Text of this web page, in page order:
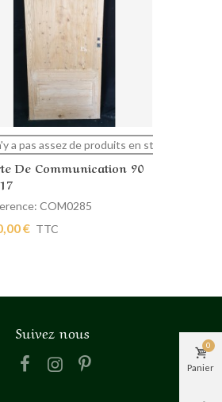
Afficher plus
a pas assez de produits en stock.
De Communication 90
COM0285
€ TTC
Suivez nous
Panier
0